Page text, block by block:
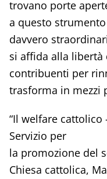
trovano porte
a questo
davvero
si affida alla libertà
contribuenti per
trasforma in mezzi
“Il welfare
Servizio per
la promozione del
Chiesa cattolica,